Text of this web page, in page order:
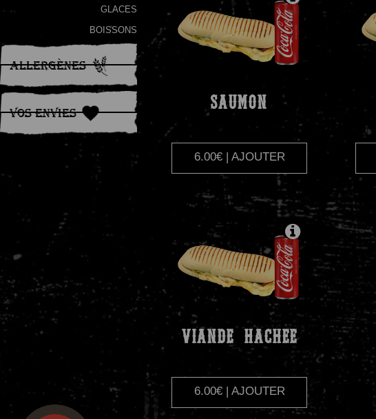
GLACES
BOISSONS
Allergènes
Vos Envies
SAUMON
6.00€ | AJOUTER
VIANDE HACHEE
6.00€ | AJOUTER